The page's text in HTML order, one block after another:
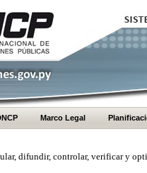
Marco Legal
difundir, controlar, verificar y